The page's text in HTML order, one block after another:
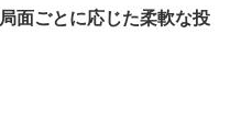
面ごとに応じた柔軟な投